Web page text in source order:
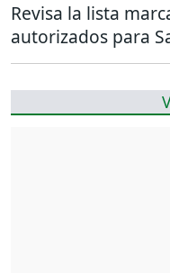
Revisa la lista
autorizados para